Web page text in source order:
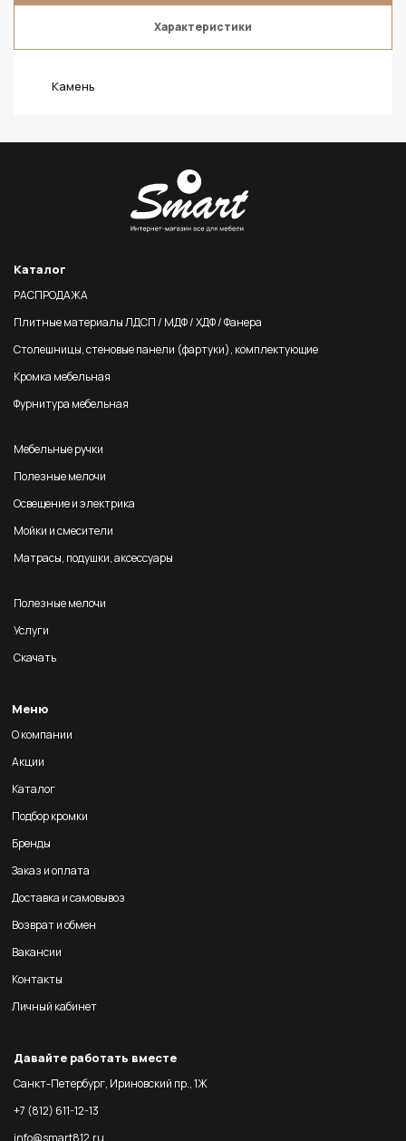
Характеристики
Камень
Каталог
РАСПРОДАЖА
Плитные материалы ЛДСП / МДФ / ХДФ / Фанера
Столешницы, стеновые панели (фартуки), комплектующие
Кромка мебельная
Фурнитура мебельная
Мебельные ручки
Полезные мелочи
Освещение и электрика
Мойки и смесители
Матрасы, подушки, аксессуары
Полезные мелочи
Услуги
Скачать
Меню
О компании
Акции
Каталог
Подбор кромки
Бренды
Заказ и оплата
Доставка и самовывоз
Возврат и обмен
Вакансии
Контакты
Личный кабинет
Давайте работать вместе
Санкт-Петербург, Ириновский пр., 1Ж
+7 (812) 611-12-13
info@smart812.ru